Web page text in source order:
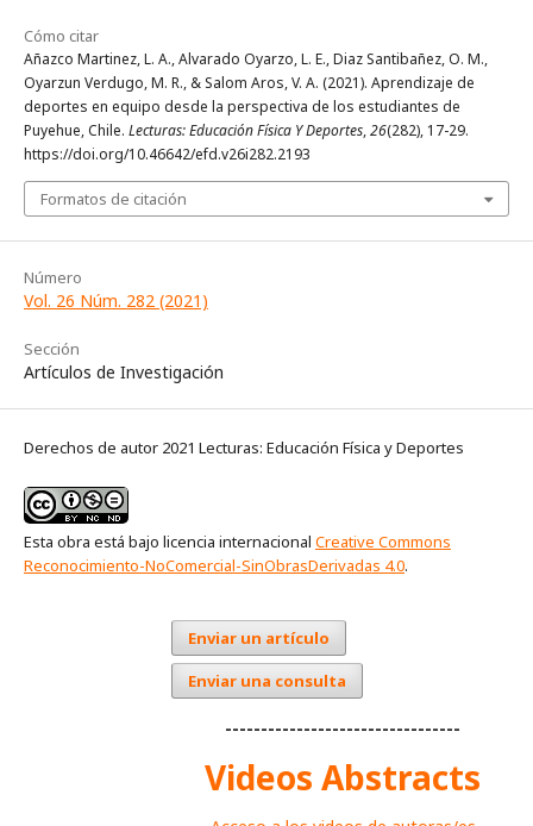
Cómo citar
Añazco Martinez, L. A., Alvarado Oyarzo, L. E., Diaz Santibañez, O. M.,
Oyarzun Verdugo, M. R., & Salom Aros, V. A. (2021). Aprendizaje de
deportes en equipo desde la perspectiva de los estudiantes de
Puyehue, Chile. Lecturas: Educación Física Y Deportes,26(282), 17-29.
https://doi.org/10.46642/efd.v26i282.2193
Formatos de citación
Número
Vol. 26 Núm. 282 (2021)
Sección
Artículos de Investigación
Derechos de autor 2021 Lecturas: Educación Física y Deportes
Esta obra está bajo licencia internacional Creative Commons
Reconocimiento-NoComercial-SinObrasDerivadas 4.0.
Enviar un artículo
Enviar una consulta
---------------------------------
Videos Abstracts